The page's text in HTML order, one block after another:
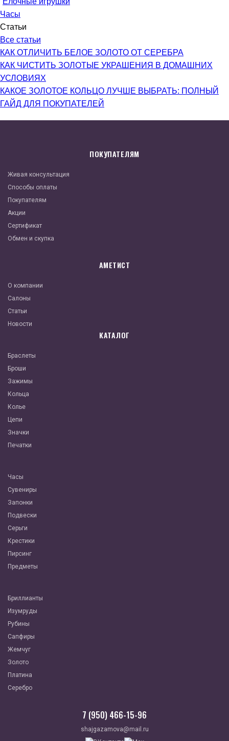
Часы
Статьи
Все статьи
КАК ОТЛИЧИТЬ БЕЛОЕ ЗОЛОТО ОТ СЕРЕБРА
КАК ЧИСТИТЬ ЗОЛОТЫЕ УКРАШЕНИЯ В ДОМАШНИХ
УСЛОВИЯХ
КАКОЕ ЗОЛОТОЕ КОЛЬЦО ЛУЧШЕ ВЫБРАТЬ: ПОЛНЫЙ
ГАЙД ДЛЯ ПОКУПАТЕЛЕЙ
ПОКУПАТЕЛЯМ
Живая консультация
Способы оплаты
Покупателям
Акции
Сертификат
Обмен и скупка
АМЕТИСТ
О компании
Салоны
Статьи
Новости
КАТАЛОГ
Браслеты
Броши
Зажимы
Кольца
Колье
Цепи
Значки
Печатки
Часы
Сувениры
Запонки
Подвески
Серьги
Крестики
Пирсинг
Предметы
Бриллианты
Изумруды
Рубины
Сапфиры
Жемчуг
Золото
Платина
Серебро
7 (950) 466-15-96
shajgazamova@mail.ru